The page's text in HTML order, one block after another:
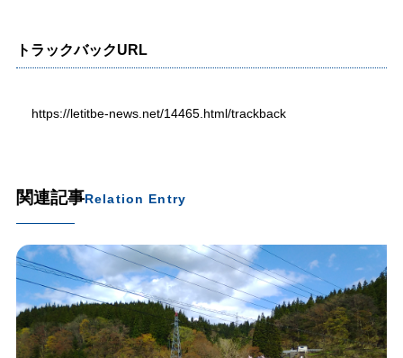
トラックバックURL
https://letitbe-news.net/14465.html/trackback
関連記事Relation Entry